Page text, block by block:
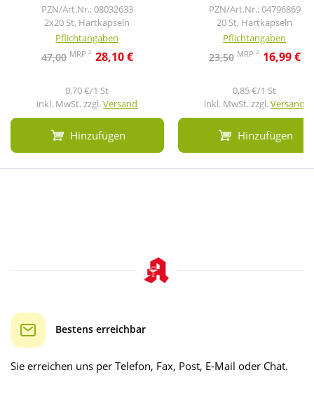
PZN/Art.Nr.: 08032633
2x20 St, Hartkapseln
Pflichtangaben
47,00 MRP 2 28,10 €
0,70 €/1 St
inkl. MwSt. zzgl.Versand
Hinzufügen
PZN/Art.Nr.: 04796869
20 St, Hartkapseln
Pflichtangaben
23,50 MRP 2 16,99 €
0,85 €/1 St
inkl. MwSt. zzgl.Versand
Hinzufügen
Bestens erreichbar
Sie erreichen uns per Telefon, Fax, Post, E-Mail oder Chat.